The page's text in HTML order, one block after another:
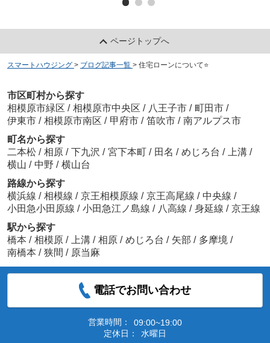
ページトップへ
スマートハウジング > ブログ記事一覧 > 住宅ローンについて⭐️
市区町村から探す
相模原市緑区 / 相模原市中央区 / 八王子市 / 町田市 /
伊東市 / 相模原市南区 / 甲府市 / 笛吹市 / 南アルプス市
町名から探す
二本松 / 相原 / 下九沢 / 宮下本町 / 田名 / めじろ台 / 上溝 /
横山 / 中野 / 横山台
路線から探す
横浜線 / 相模線 / 京王相模原線 / 京王高尾線 / 中央線 /
小田急小田原線 / 小田急江ノ島線 / 八高線 / 身延線 / 京王線
駅から探す
橋本 / 相模原 / 上溝 / 相原 / めじろ台 / 矢部 / 多摩境 /
南橋本 / 狭間 / 原当麻
電話でお問い合わせ
営業時間：
09:00~19:00
定休日：
水曜日